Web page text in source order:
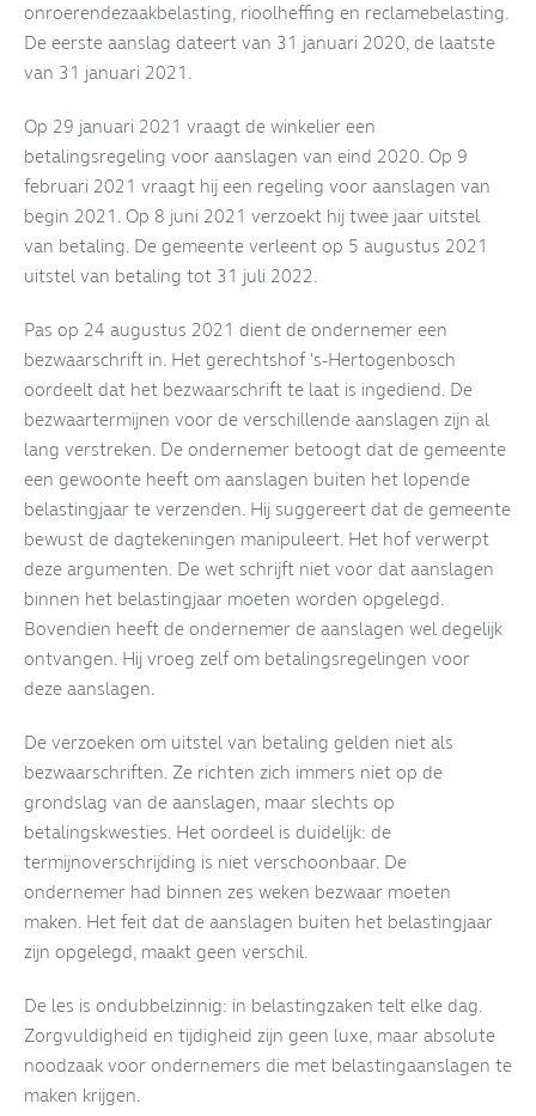
onroerendezaakbelasting, rioolheffing en reclamebelasting.
De eerste aanslag dateert van 31 januari 2020, de laatste
van 31 januari 2021.
Op 29 januari 2021 vraagt de winkelier een
betalingsregeling voor aanslagen van eind 2020. Op 9
februari 2021 vraagt hij een regeling voor aanslagen van
begin 2021. Op 8 juni 2021 verzoekt hij twee jaar uitstel
van betaling. De gemeente verleent op 5 augustus 2021
uitstel van betaling tot 31 juli 2022.
Pas op 24 augustus 2021 dient de ondernemer een
bezwaarschrift in. Het gerechtshof 's-Hertogenbosch
oordeelt dat het bezwaarschrift te laat is ingediend. De
bezwaartermijnen voor de verschillende aanslagen zijn al
lang verstreken. De ondernemer betoogt dat de gemeente
een gewoonte heeft om aanslagen buiten het lopende
belastingjaar te verzenden. Hij suggereert dat de gemeente
bewust de dagtekeningen manipuleert. Het hof verwerpt
deze argumenten. De wet schrijft niet voor dat aanslagen
binnen het belastingjaar moeten worden opgelegd.
Bovendien heeft de ondernemer de aanslagen wel degelijk
ontvangen. Hij vroeg zelf om betalingsregelingen voor
deze aanslagen.
De verzoeken om uitstel van betaling gelden niet als
bezwaarschriften. Ze richten zich immers niet op de
grondslag van de aanslagen, maar slechts op
betalingskwesties. Het oordeel is duidelijk: de
termijnoverschrijding is niet verschoonbaar. De
ondernemer had binnen zes weken bezwaar moeten
maken. Het feit dat de aanslagen buiten het belastingjaar
zijn opgelegd, maakt geen verschil.
De les is ondubbelzinnig: in belastingzaken telt elke dag.
Zorgvuldigheid en tijdigheid zijn geen luxe, maar absolute
noodzaak voor ondernemers die met belastingaanslagen te
maken krijgen.